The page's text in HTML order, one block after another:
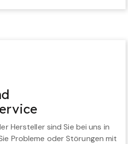
Hersteller sind Sie bei uns in
Probleme oder Störungen mit